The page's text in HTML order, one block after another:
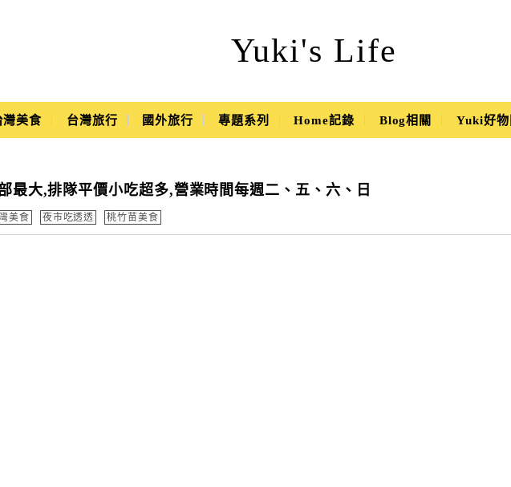
Yuki's Life
灣美食 台灣旅行 國外旅行 專題系列 Home記錄 Blog相關 Yuki好物
最大,排隊平價小吃超多,營業時間每週二、五、六、日
美食 夜市吃透透 桃竹苗美食